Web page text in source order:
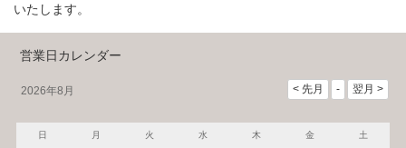
いたします。
営業日カレンダー
2026年8月
日 月 火 水 木 金 土